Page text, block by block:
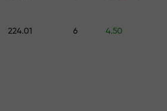
场上最大
224.01 6 4.50